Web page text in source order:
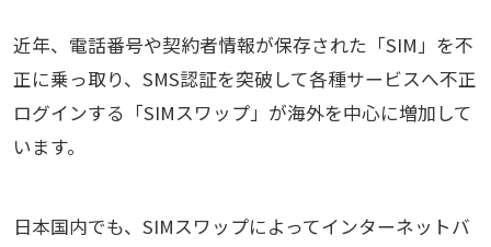
近年、電話番号や契約者情報が保存された「SIM」を不
正に乗っ取り、SMS認証を突破して各種サービスへ不正
ログインする「SIMスワップ」が海外を中心に増加して
います。
日本国内でも、SIMスワップによってインターネットバ